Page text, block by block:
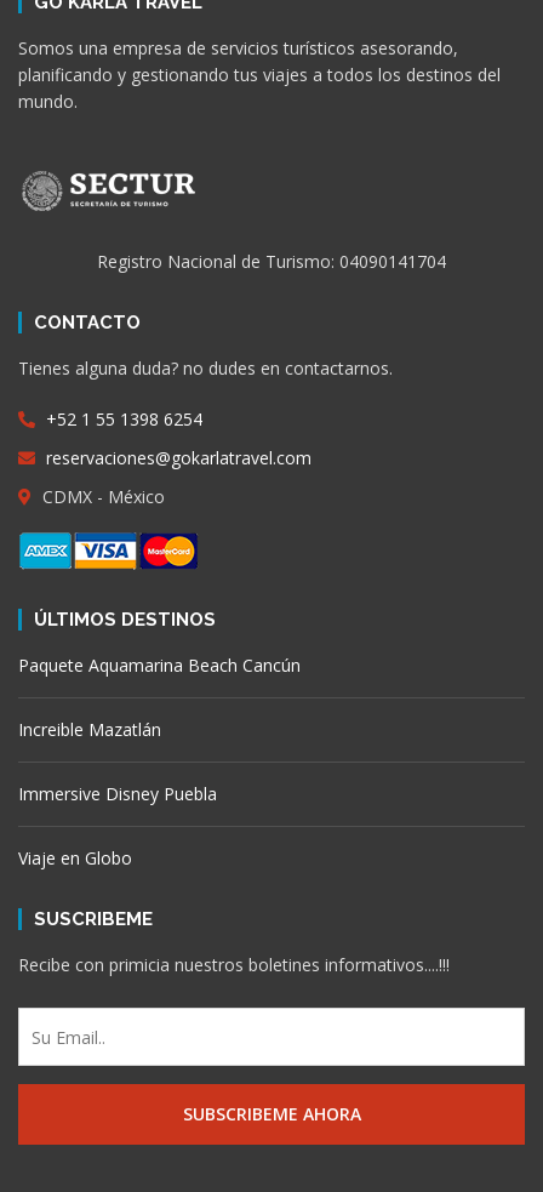
Somos una empresa de servicios turísticos asesorando,
planificando y gestionando tus viajes a todos los destinos del
mundo.
Registro Nacional de Turismo: 04090141704
CONTACTO
Tienes alguna duda? no dudes en contactarnos.
+52 1 55 1398 6254
reservaciones@gokarlatravel.com
CDMX - México
ÚLTIMOS DESTINOS
Paquete Aquamarina Beach Cancún
Increible Mazatlán
Immersive Disney Puebla
Viaje en Globo
SUSCRIBEME
Recibe con primicia nuestros boletines informativos....!!!